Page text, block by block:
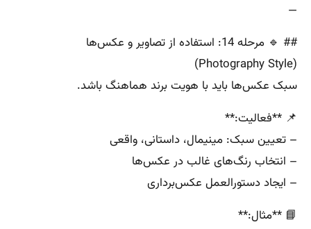
—
## 🔹 مرحله 14: استفاده از تصاویر و عکس‌ها
(Photography Style)
سبک عکس‌ها باید با هویت برند هماهنگ باشد.
📌 **فعالیت:**
– تعیین سبک: مینیمال، داستانی، واقعی
– انتخاب رنگ‌های غالب در عکس‌ها
– ایجاد دستورالعمل عکس‌برداری
📘 **مثال:**